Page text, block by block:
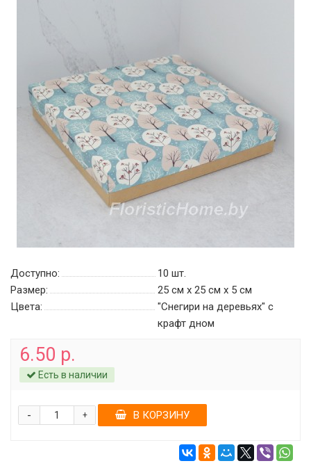
Доступно: 10 шт.
Размер:
25 см х 25 см х 5 см
Цвета:
"Снегири на деревьях" c
крафт дном
6.50 р.
Есть в наличии
+
- В КОРЗИНУ